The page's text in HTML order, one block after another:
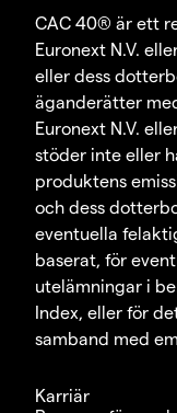
CAC 40® är ett
Euronext N.V.
eller dess
äganderätter
Euronext N.V.
stöder inte eller
produktens
och dess
eventuella
baserat, för
utelämningar i
Index, eller för
samband med
Karriär